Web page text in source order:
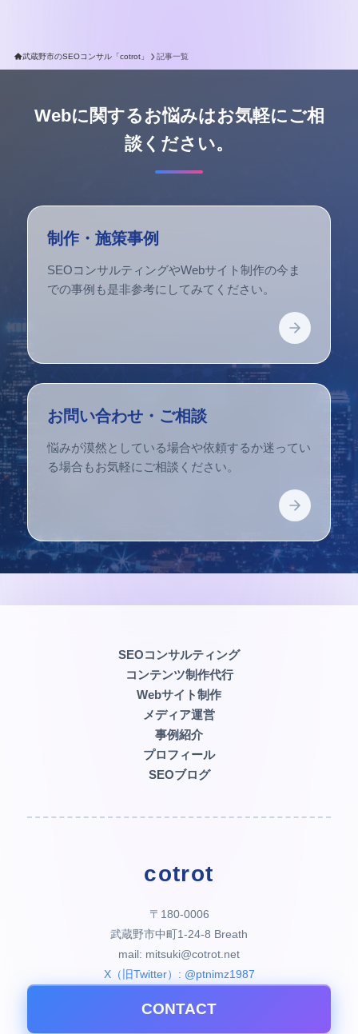
武蔵野市のSEOコンサル「cotrot」 記事一覧
Webに関するお悩みはお気軽にご相
談ください。
制作・施策事例
SEOコンサルティングやWebサイト制作の今ま
での事例も是非参考にしてみてください。
お問い合わせ・ご相談
悩みが漠然としている場合や依頼するか迷ってい
る場合もお気軽にご相談ください。
SEOコンサルティング
コンテンツ制作代行
Webサイト制作
メディア運営
事例紹介
プロフィール
SEOブログ
cotrot
〒180-0006
武蔵野市中町1-24-8 Breath
mail: mitsuki@cotrot.net
X（旧Twitter）: @ptnimz1987
CONTACT